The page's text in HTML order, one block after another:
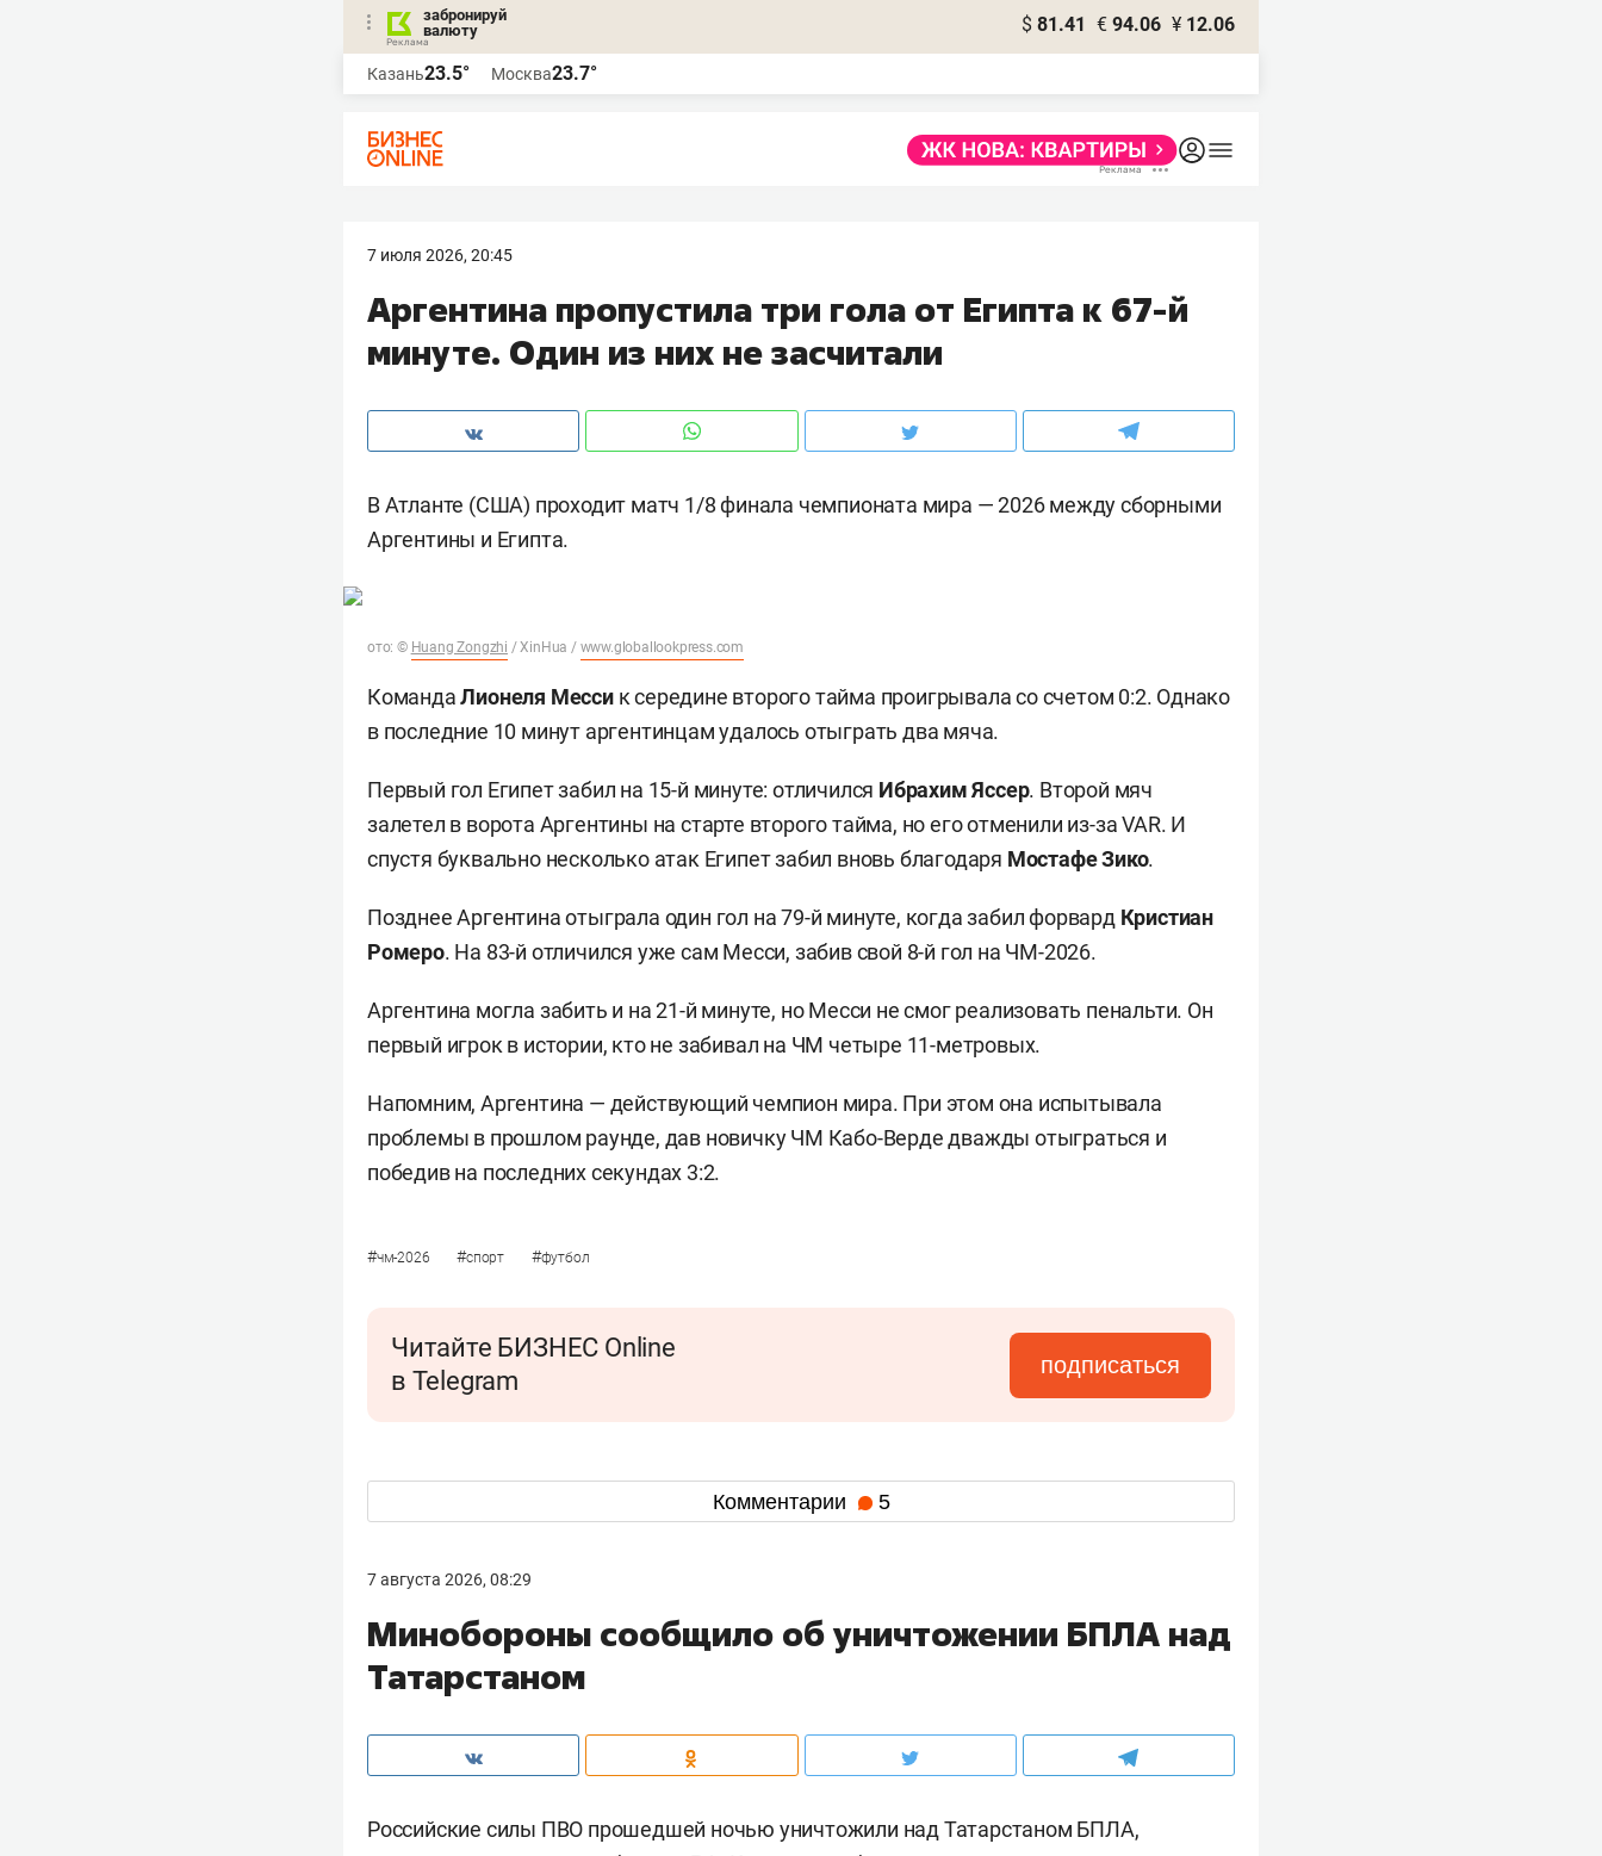
забронируй
валюту
$ 81.41 € 94.06 ¥ 12.06
Казань23.5° Москва23.7°
7 июля 2026, 20:45
Аргентина пропустила три гола от Египта к 67-й
минуте. Один из них не засчитали
В Атланте (США) проходит матч 1/8 финала чемпионата мира — 2026 между сборными
Аргентины и Египта.
ото: © Huang Zongzhi / XinHua / www.globallookpress.com
КомандаЛионеля Месси к середине второго тайма проигрывала со счетом 0:2. Однако
в последние 10 минут аргентинцам удалось отыграть два мяча.
Первый гол Египет забил на 15-й минуте: отличился Ибрахим Яссер. Второй мяч
залетел в ворота Аргентины на старте второго тайма, но его отменили из-за VAR. И
спустя буквально несколько атак Египет забил вновь благодаря Мостафе Зико.
Позднее Аргентина отыграла один гол на 79-й минуте, когда забил форвард Кристиан
Ромеро. На 83-й отличился уже сам Месси, забив свой 8-й гол на ЧМ-2026.
Аргентина могла забить и на 21-й минуте, но Месси не смог реализовать пенальти. Он
первый игрок в истории, кто не забивал на ЧМ четыре 11-метровых.
Напомним, Аргентина — действующий чемпион мира. При этом она испытывала
проблемы в прошлом раунде, дав новичку ЧМ Кабо-Верде дважды отыграться и
победив на последних секундах 3:2.
#чм-2026 #спорт #футбол
Читайте БИЗНЕС Online
в Telegram
подписаться
Комментарии 5
7 августа 2026, 08:29
Минобороны сообщило об уничтожении БПЛА над
Татарстаном
Российские силы ПВО прошедшей ночью уничтожили над Татарстаном БПЛА,